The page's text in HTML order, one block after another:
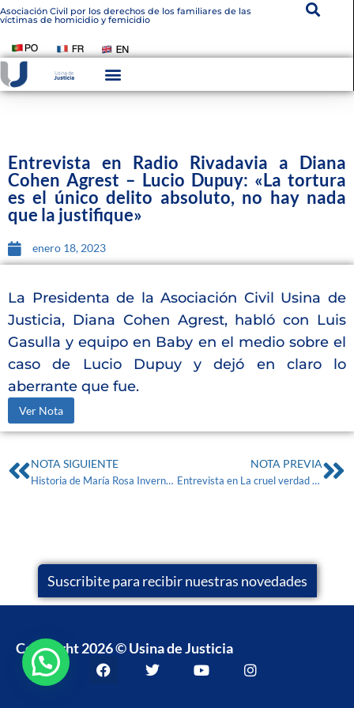
Asociación Civil por los derechos de los familiares de las
víctimas de homicidio y femicidio
Entrevista en Radio Rivadavia a Diana
Cohen Agrest – Lucio Dupuy: «La tortura
es el único delito absoluto, no hay nada
que la justifique»
enero 18, 2023
La Presidenta de la Asociación Civil Usina de
Justicia, Diana Cohen Agrest, habló con Luis
Gasulla y equipo en Baby en el medio sobre el
caso de Lucio Dupuy y dejó en claro lo
aberrante que fue.
Ver Nota
NOTA SIGUIENTE
Historia de María Rosa Invernon
NOTA PREVIA
Entrevista en La cruel verdad de A24 a Mónica Rodriguez – Caso Fernando Baez Sosa.
Suscribite para recibir nuestras novedades
Copyright 2026 © Usina de Justicia